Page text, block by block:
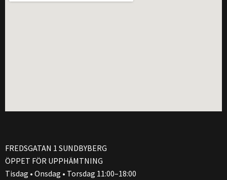
FREDSGATAN 1 SUNDBYBERG
ÖPPET FÖR UPPHÄMTNING
Tisdag • Onsdag • Torsdag 11:00–18:00